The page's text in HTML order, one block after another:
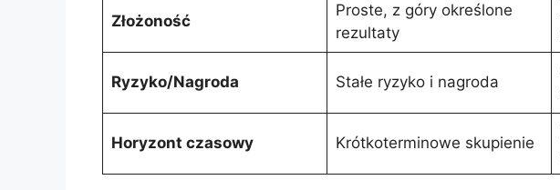
Złożoność
Proste, z góry określone
rezultaty
Ryzyko/Nagroda Stałe ryzyko i nagroda
Horyzont czasowy Krótkoterminowe skupienie